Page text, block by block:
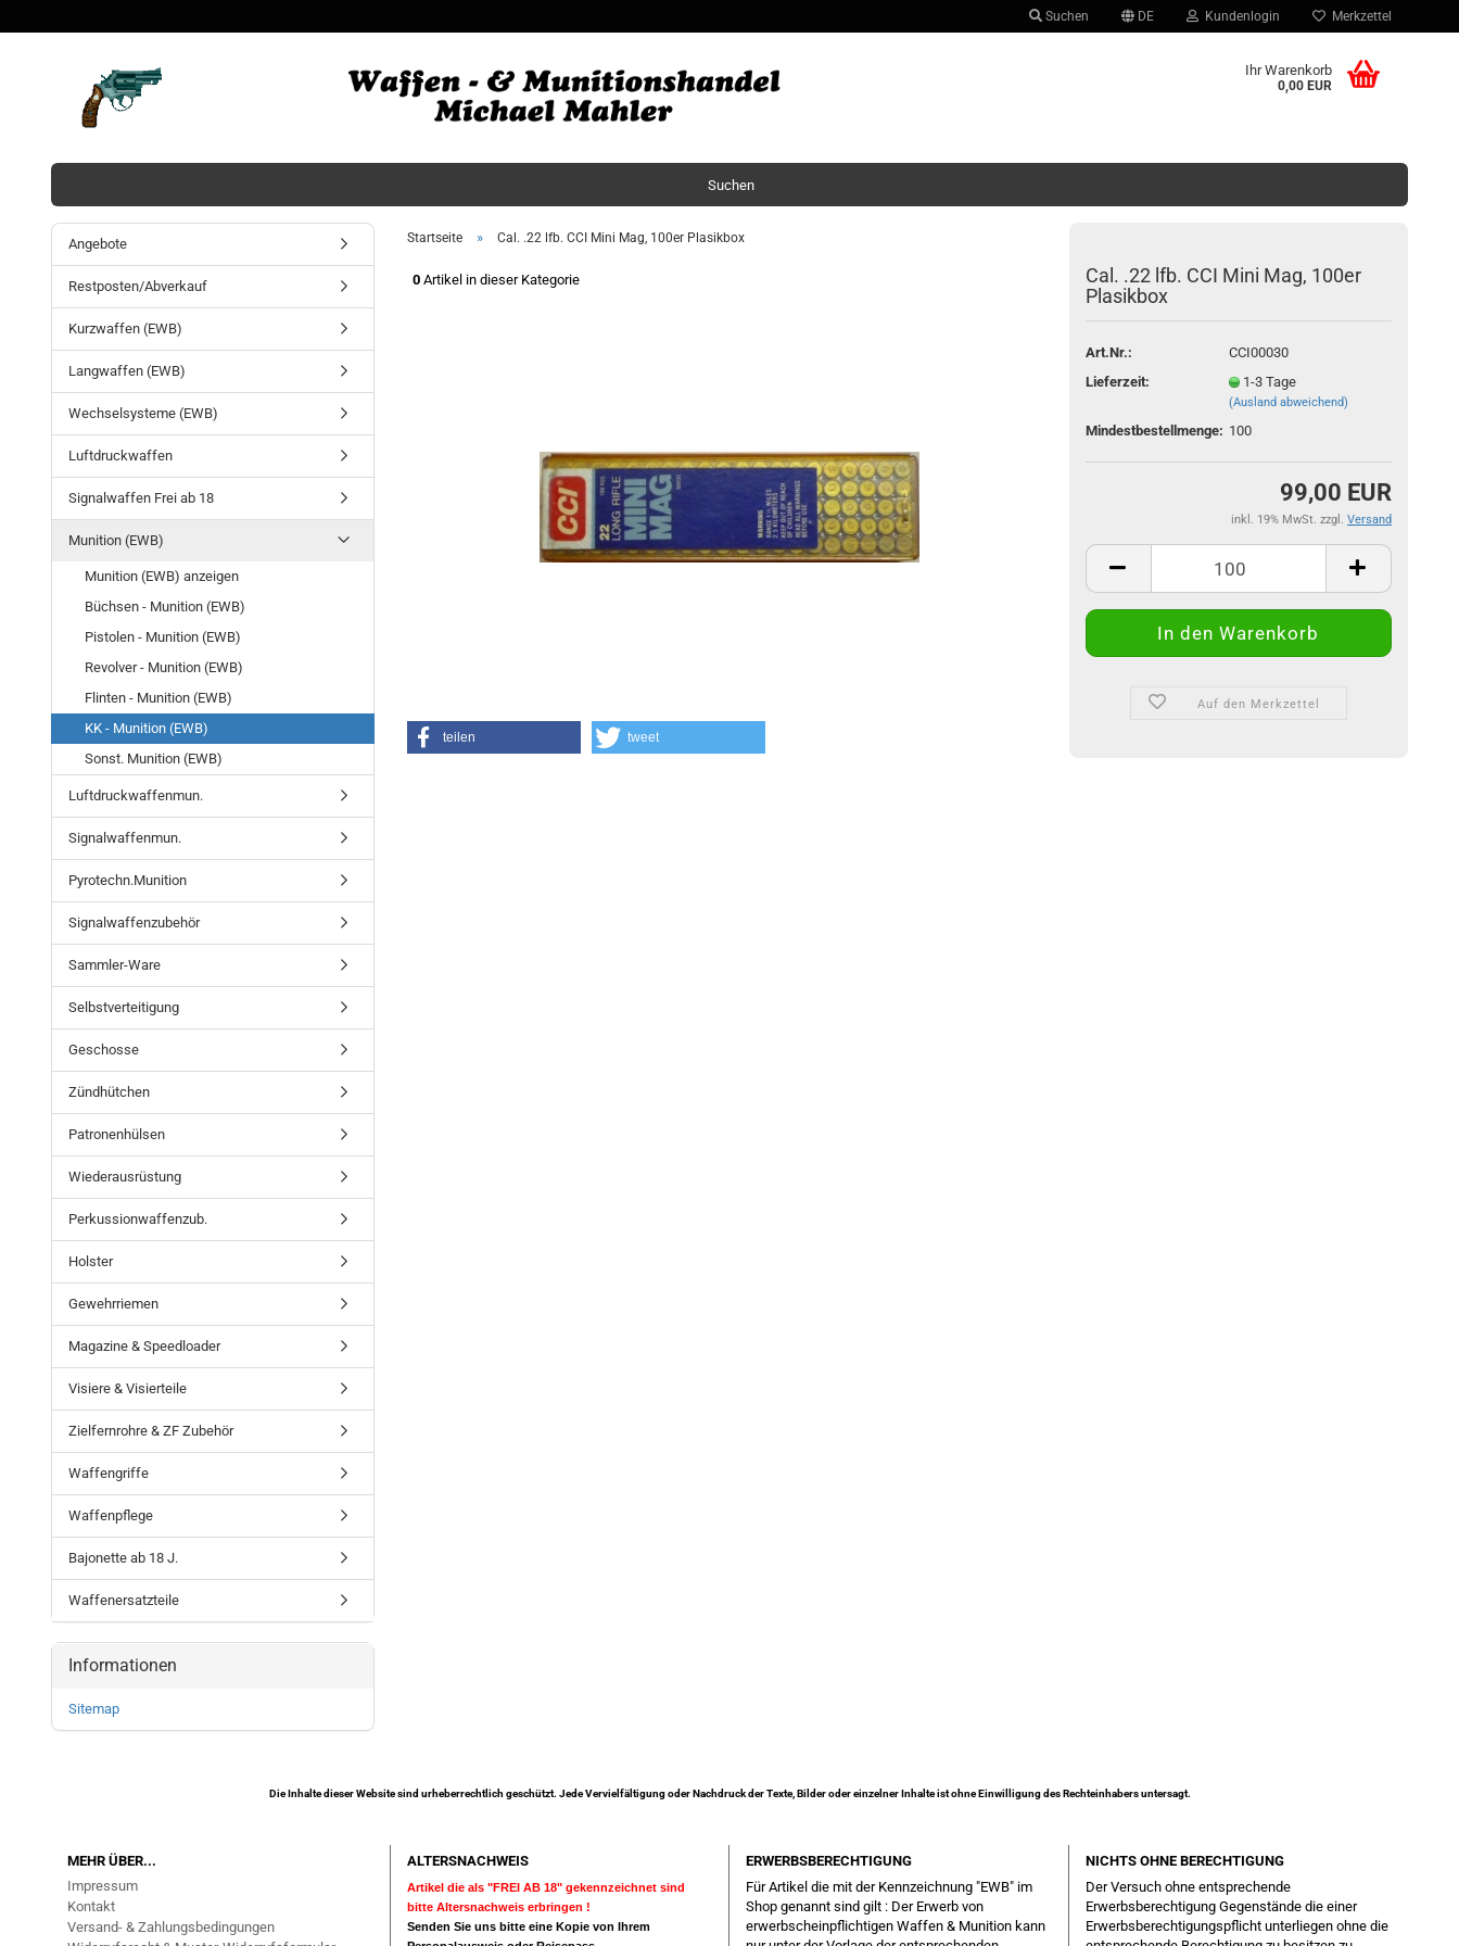
Suchen DE Kundenlogin
Passwort vergessen?
Merkzettel
Ihr Warenkorb
0,00 EUR
Suchen
Startseite » Cal. .22 lfb. CCI Mini Mag, 100er Plasikbox
0Artikel in dieser Kategorie
Cal. .22 lfb. CCI Mini Mag, 100er
Plasikbox
Art.Nr.:
CCI00030
Lieferzeit:
1-3 Tage
(Ausland abweichend)
Mindestbestellmenge: 100
99,00 EUR
inkl. 19% MwSt. zzgl. Versand
Auf den Merkzettel
teilen tweet
Angebote
Restposten/Abverkauf
Kurzwaffen (EWB)
Langwaffen (EWB)
Wechselsysteme (EWB)
Luftdruckwaffen
Signalwaffen Frei ab 18
Munition (EWB)
Munition (EWB) anzeigen
Büchsen - Munition (EWB)
Pistolen - Munition (EWB)
Revolver - Munition (EWB)
Flinten - Munition (EWB)
KK - Munition (EWB)
Sonst. Munition (EWB)
Luftdruckwaffenmun.
Signalwaffenmun.
Pyrotechn.Munition
Signalwaffenzubehör
Sammler-Ware
Selbstverteitigung
Geschosse
Zündhütchen
Patronenhülsen
Wiederausrüstung
Perkussionwaffenzub.
Holster
Gewehrriemen
Magazine & Speedloader
Visiere & Visierteile
Zielfernrohre & ZF Zubehör
Waffengriffe
Waffenpflege
Bajonette ab 18 J.
Waffenersatzteile
Informationen
Sitemap
Die Inhalte dieser Website sind urheberrechtlich geschützt. Jede Vervielfältigung oder Nachdruck der Texte, Bilder oder einzelner Inhalte ist ohne Einwilligung des Rechteinhabers untersagt.
MEHR ÜBER...
Impressum
Kontakt
Versand- & Zahlungsbedingungen
ALTERSNACHWEIS
Artikel die als "FREI AB 18" gekennzeichnet sind
bitte Altersnachweis erbringen !
Senden Sie uns bitte eine Kopie von Ihrem
ERWERBSBERECHTIGUNG
Für Artikel die mit der Kennzeichnung "EWB" im
Shop genannt sind gilt : Der Erwerb von
erwerbscheinpflichtigen Waffen & Munition kann
NICHTS OHNE BERECHTIGUNG
Der Versuch ohne entsprechende
Erwerbsberechtigung Gegenstände die einer
Erwerbsberechtigungspflicht unterliegen ohne die